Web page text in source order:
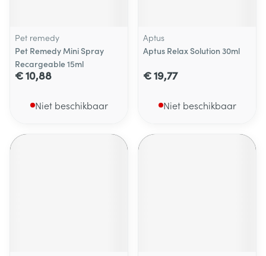
Pet remedy
Pet Remedy Mini Spray
Recargeable 15ml
€ 10,88
Niet beschikbaar
Aptus
Aptus Relax Solution 30ml
€ 19,77
Niet beschikbaar